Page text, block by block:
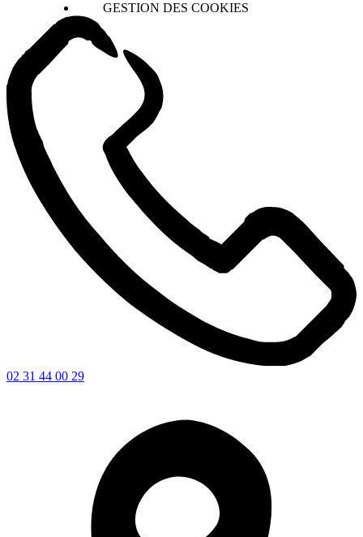
GESTION DES COOKIES
02 31 44 00 29